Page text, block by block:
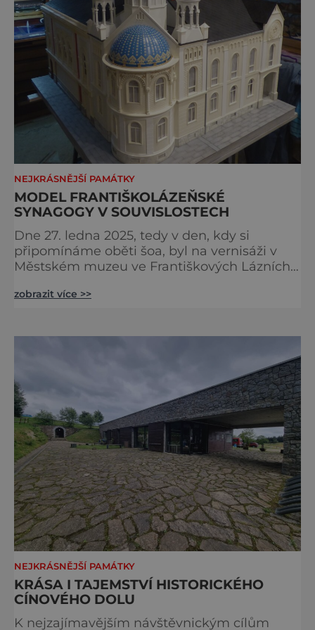
NEJKRÁSNĚJŠÍ PAMÁTKY
MODEL FRANTIŠKOLÁZEŇSKÉ
SYNAGOGY V SOUVISLOSTECH
Dne 27. ledna 2025, tedy v den, kdy si
připomínáme oběti šoa, byl na vernisáži v
Městském muzeu ve Františkových Lázních
nacisty zničena v roce 1938. Do lázeňského
některé události spojené s touto významnou
zobrazit více >>
NEJKRÁSNĚJŠÍ PAMÁTKY
KRÁSA I TAJEMSTVÍ HISTORICKÉHO
CÍNOVÉHO DOLU
K nejzajímavějším návštěvnickým cílům